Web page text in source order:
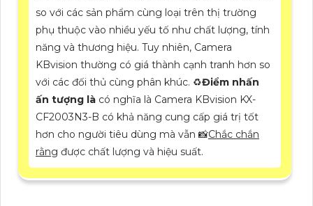
so với các sản phẩm cùng loại trên thị trường
phụ thuộc vào nhiều yếu tố như chất lượng, tính
năng và thương hiệu. Tuy nhiên, Camera
KBvision thường có giá thành cạnh tranh hơn so
với các đối thủ cùng phân khúc. ♻Điểm nhấn
ấn tượng là có nghĩa là Camera KBvision KX-
CF2003N3-B có khả năng cung cấp giá trị tốt
hơn cho người tiêu dùng mà vẫn 📸Chắc chắn
rằng được chất lượng và hiệu suất.